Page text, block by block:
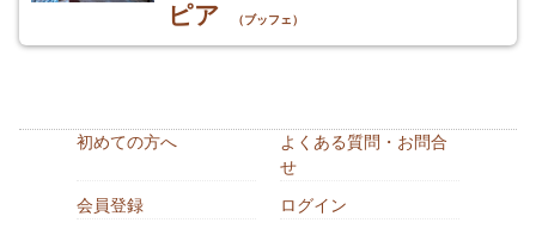
ピア
（ブッフェ）
初めての方へ
よくある質問・お問合
せ
会員登録
ログイン